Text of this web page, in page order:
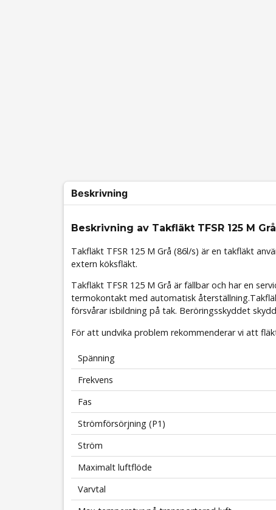
Beskrivning
Beskrivning av Takfläkt TFSR 125 M Grå
Takfläkt TFSR 125 M Grå (86l/s) är en takfläkt
extern köksfläkt.
Takfläkt TFSR 125 M Grå är fällbar och har en
termokontakt med automatisk
försvårar isbildning på tak. Beröringsskyddet
För att undvika problem rekommenderar vi att
Spänning
Frekvens
Fas
Strömförsörjning (P1)
Ström
Maximalt luftflöde
Varvtal